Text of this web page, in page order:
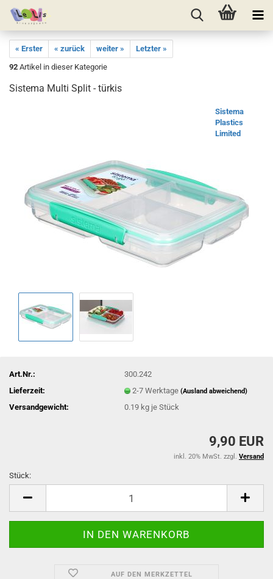
« Erster « zurück weiter »
Letzter »
92 Artikel in dieser Kategorie
Sistema Multi Split - türkis
Sistema
Plastics
Limited
Art.Nr.:
300.242
Lieferzeit:
2-7 Werktage(Ausland abweichend)
Versandgewicht: 0.19 kg je Stück
9,90 EUR
inkl. 20% MwSt. zzgl. Versand
Stück:
AUF DEN MERKZETTEL